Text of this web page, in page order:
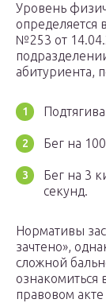
Уровень
определяется
№253 от
абитуриента,
Бег на
Бег на 3
секунд.
Нормативы
зачтено»,
сложной
правовом